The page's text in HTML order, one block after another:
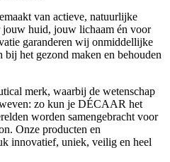
van actieve, natuurlijke
huid, jouw lichaam én voor
garanderen wij onmiddellijke
bij het gezond maken en behouden
merk, waarbij de wetenschap
zo kun je DÉCAAR het
worden samengebracht voor
Onze producten en
innovatief, uniek, veilig en heel